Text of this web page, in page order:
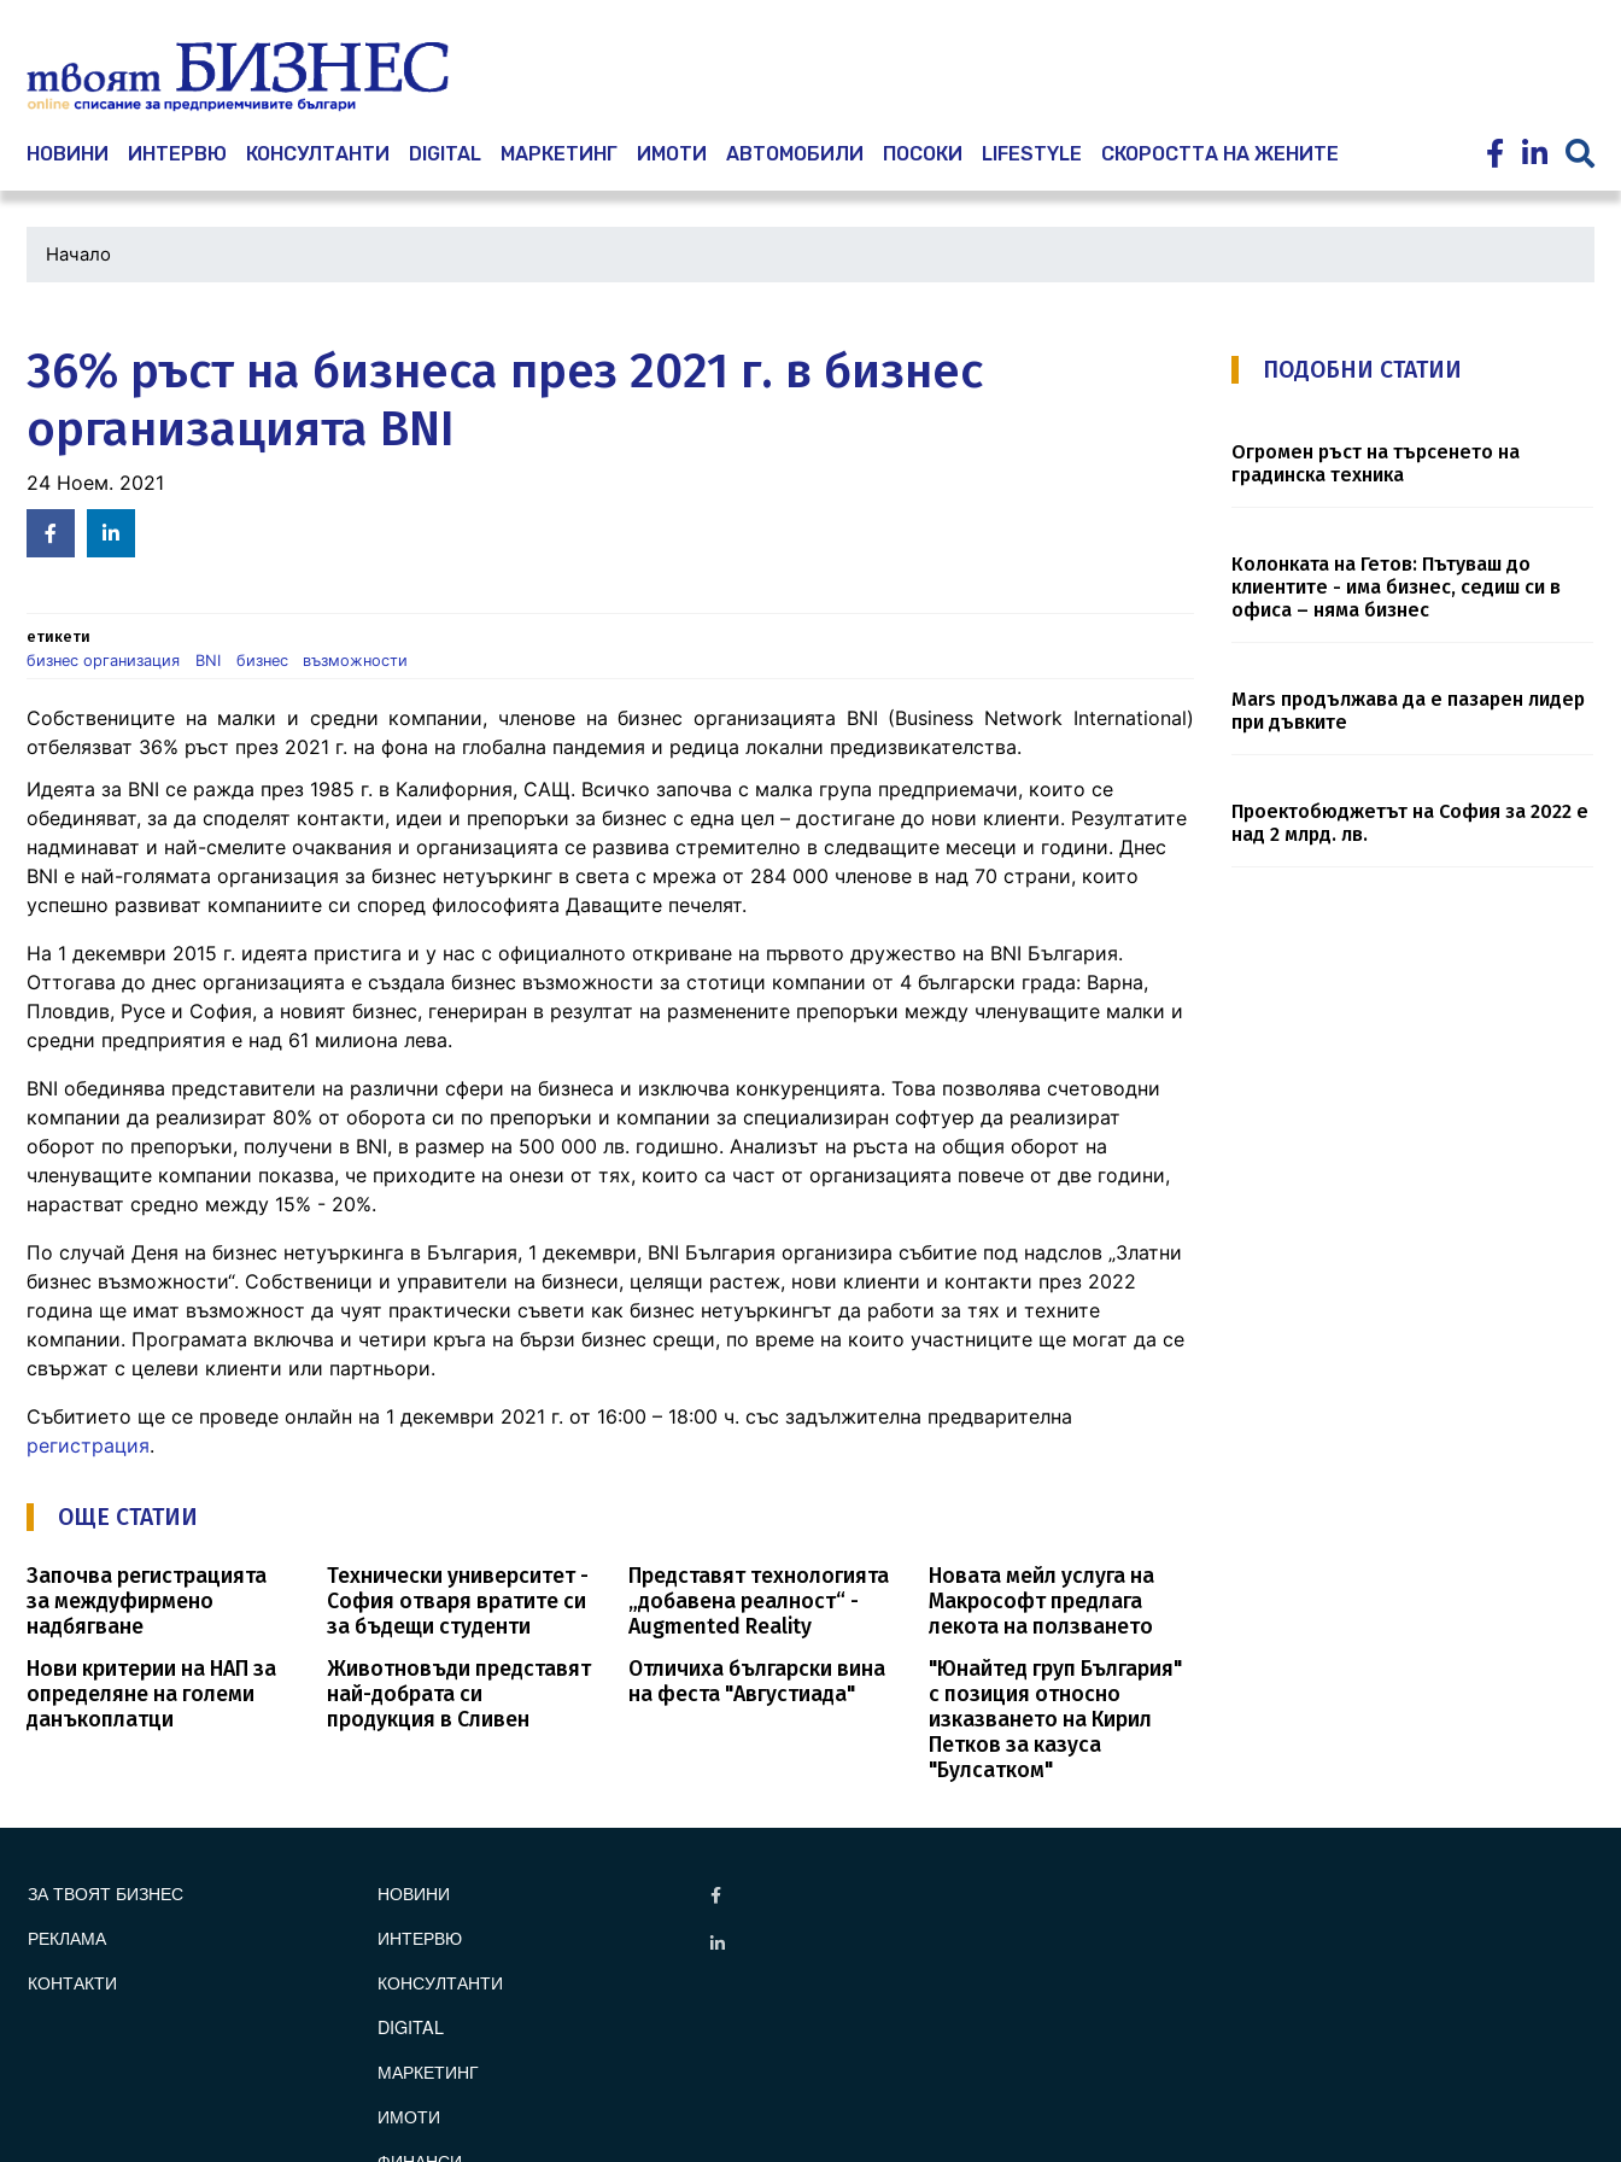
Main navigation
НОВИНИ ИНТЕРВЮ КОНСУЛТАНТИ DIGITAL МАРКЕТИНГ ИМОТИ АВТОМОБИЛИ ПОСОКИ LIFESTYLE СКОРОСТТА НА ЖЕНИТЕ
Начало
36% ръст на бизнеса през 2021 г. в бизнес
организацията BNI
24 Ноем. 2021
Facebook
in
етикети
бизнес организация
BNI бизнес възможности
Собствениците на малки и средни компании, членове на бизнес организацията BNI (Business Network International)
отбелязват 36% ръст през 2021 г. на фона на глобална пандемия и редица локални предизвикателства.
Идеята за BNI се ражда през 1985 г. в Калифорния, САЩ. Всичко започва с малка група предприемачи, които се
обединяват, за да споделят контакти, идеи и препоръки за бизнес с една цел – достигане до нови клиенти. Резултатите
надминават и най-смелите очаквания и организацията се развива стремително в следващите месеци и години. Днес
BNI е най-голямата организация за бизнес нетуъркинг в света с мрежа от 284 000 членове в над 70 страни, които
успешно развиват компаниите си според философията Даващите печелят.
На 1 декември 2015 г. идеята пристига и у нас с официалното откриване на първото дружество на BNI България.
Оттогава до днес организацията е създала бизнес възможности за стотици компании от 4 български града: Варна,
Пловдив, Русе и София, а новият бизнес, генериран в резултат на разменените препоръки между членуващите малки и
средни предприятия е над 61 милиона лева.
BNI обединява представители на различни сфери на бизнеса и изключва конкуренцията. Това позволява счетоводни
компании да реализират 80% от оборота си по препоръки и компании за специализиран софтуер да реализират
оборот по препоръки, получени в BNI, в размер на 500 000 лв. годишно. Анализът на ръста на общия оборот на
членуващите компании показва, че приходите на онези от тях, които са част от организацията повече от две години,
нарастват средно между 15% - 20%.
По случай Деня на бизнес нетуъркинга в България, 1 декември, BNI България организира събитие под надслов „Златни
бизнес възможности“. Собственици и управители на бизнеси, целящи растеж, нови клиенти и контакти през 2022
година ще имат възможност да чуят практически съвети как бизнес нетуъркингът да работи за тях и техните
компании. Програмата включва и четири кръга на бързи бизнес срещи, по време на които участниците ще могат да се
свържат с целеви клиенти или партньори.
Събитието ще се проведе онлайн на 1 декември 2021 г. от 16:00 – 18:00 ч. със задължителна предварителна
регистрация.
ОЩЕ СТАТИИ
Започва регистрацията
за междуфирмено
надбягване
Технически университет -
София отваря вратите си
за бъдещи студенти
Представят технологията
„добавена реалност“ -
Augmented Reality
Новата мейл услуга на
Макрософт предлага
лекота на ползването
Нови критерии на НАП за
определяне на големи
данъкоплатци
Животновъди представят
най-добрата си
продукция в Сливен
Отличиха български вина
на феста "Августиада"
"Юнайтед груп България"
с позиция относно
изказването на Кирил
Петков за казуса
"Булсатком"
ПОДОБНИ СТАТИИ
Огромен ръст на търсенето на
градинска техника
Колонката на Гетов: Пътуваш до
клиентите - има бизнес, седиш си в
офиса – няма бизнес
Mars продължава да е пазарен лидер
при дъвките
Проектобюджетът на София за 2022 е
над 2 млрд. лв.
ЗА ТВОЯТ БИЗНЕС
РЕКЛАМА
КОНТАКТИ
НОВИНИ
ИНТЕРВЮ
КОНСУЛТАНТИ
DIGITAL
МАРКЕТИНГ
ИМОТИ